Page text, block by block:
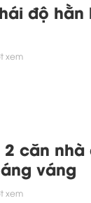
độ hằn
xem
2 căn
váng
xem